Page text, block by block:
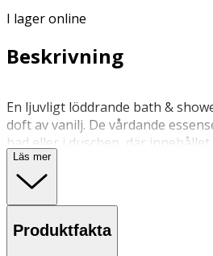
I lager online
Beskrivning
En ljuvligt löddrande bath &
doft av vanilj. De vårdande
bad eller i duschen, där
återfuktar huden och lämnar
Massera in och njut av denna
egenskaper.
Läs mer
Produktfakta